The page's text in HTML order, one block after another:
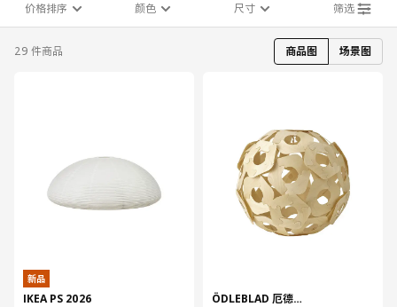
价格排序 颜色 尺寸 筛选
29 件商品 商品图 场景图
新品
IKEA PS 2026 ÖDLEBLAD 厄德勒布劳